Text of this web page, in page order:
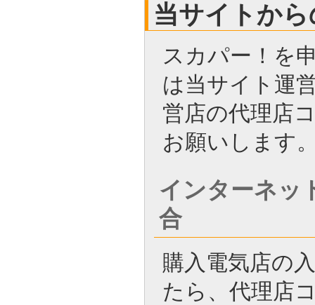
当サイトか
スカパー！を
は当サイト運
営店の代理店
お願いします
インターネッ
合
購入電気店の
たら、代理店